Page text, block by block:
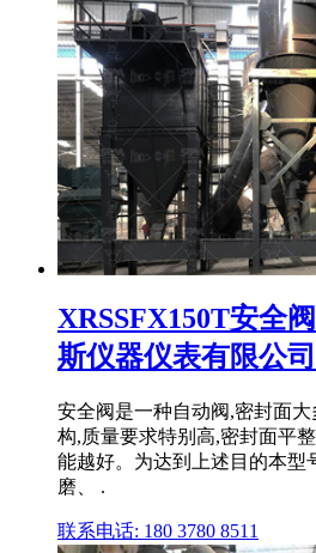
XRSSFX150T安全
斯仪器仪表有限公司
安全阀是一种自动阀,密封面
构,质量要求特别高,密封面平
能越好。为达到上述目的本型
磨、 .
联系电话: 180 3780 8511